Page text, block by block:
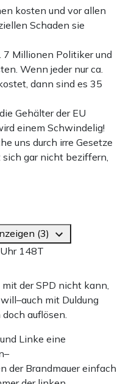
kosten und vor allen
Schaden sie
7 Millionen Politiker und
Wenn jeder nur ca.
dann sind es 35
Gehälter der EU
einem Schwindelig!
uns durch irre Gesetze
gar nicht beziffern,
(3)
148T
der SPD nicht kann,
mit Duldung
auflösen.
Linke eine
der Brandmauer einfach